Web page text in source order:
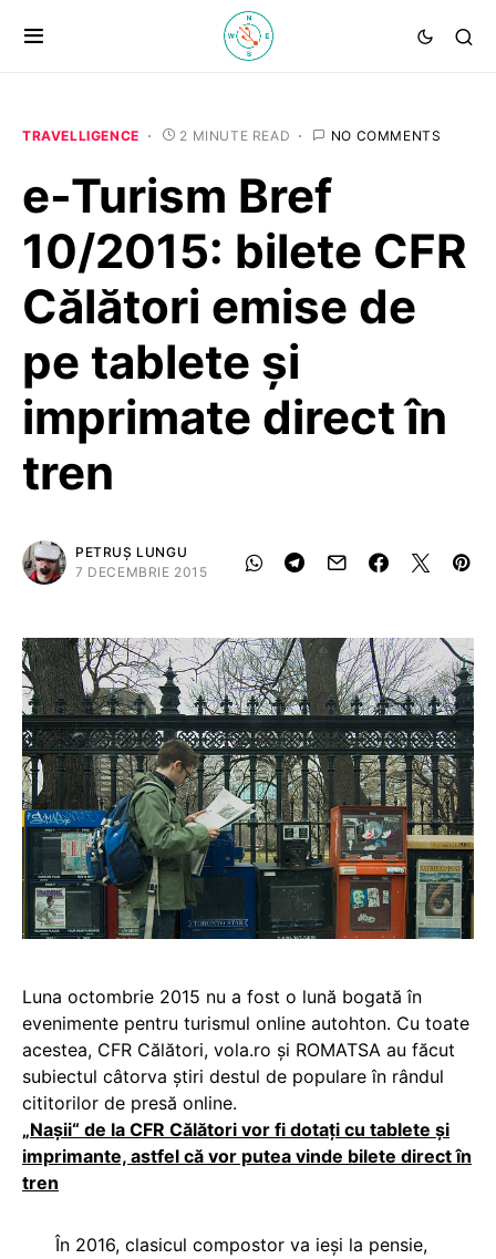
TRAVELLIGENCE 2 MINUTE READ NO COMMENTS
e-Turism Bref
10/2015: bilete CFR
Călători emise de
pe tablete și
imprimate direct în
tren
PETRUȘ LUNGU
7 DECEMBRIE 2015
Luna octombrie 2015 nu a fost o lună bogată în
evenimente pentru turismul online autohton. Cu toate
acestea, CFR Călători, vola.ro și ROMATSA au făcut
subiectul câtorva știri destul de populare în rândul
cititorilor de presă online.
„Naşii“ de la CFR Călători vor fi dotaţi cu tablete şi
imprimante, astfel că vor putea vinde bilete direct în
tren
În 2016, clasicul compostor va ieși la pensie,